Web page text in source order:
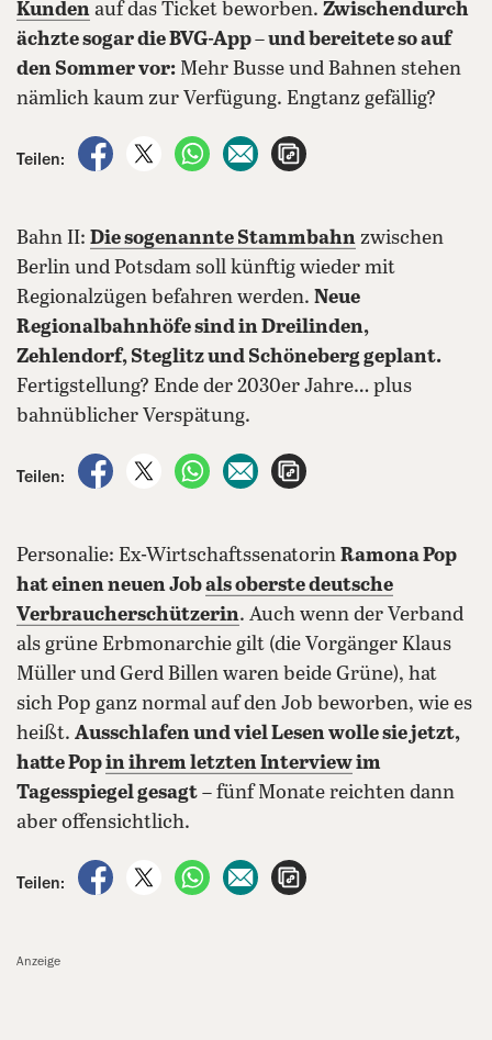
Kunden auf das Ticket beworben. Zwischendurch
ächzte sogar die BVG-App – und bereitete so auf
den Sommer vor: Mehr Busse und Bahnen stehen
nämlich kaum zur Verfügung. Engtanz gefällig?
Teilen:
auf Facebook teilen
auf X teilenper WhatsApp teilen
per E-Mail teilen
Bahn II: Die sogenannte Stammbahn zwischen
Berlin und Potsdam soll künftig wieder mit
Regionalzügen befahren werden. Neue
Regionalbahnhöfe sind in Dreilinden,
Zehlendorf, Steglitz und Schöneberg geplant.
Fertigstellung? Ende der 2030er Jahre… plus
bahnüblicher Verspätung.
Teilen:
auf Facebook teilen
auf X teilenper WhatsApp teilen
per E-Mail teilen
Personalie: Ex-Wirtschaftssenatorin Ramona Pop
hat einen neuen Jobals oberste deutsche
Verbraucherschützerin. Auch wenn der Verband
als grüne Erbmonarchie gilt (die Vorgänger Klaus
Müller und Gerd Billen waren beide Grüne), hat
sich Pop ganz normal auf den Job beworben, wie es
heißt. Ausschlafen und viel Lesen wolle sie jetzt,
hatte Popin ihrem letzten Interviewim
Tagesspiegel gesagt – fünf Monate reichten dann
aber offensichtlich.
Teilen:
auf Facebook teilen
auf X teilenper WhatsApp teilen
per E-Mail teilen
Anzeige